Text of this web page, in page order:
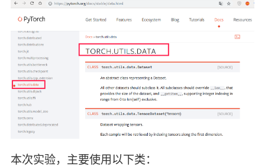
本次实验，主要使用以下类：